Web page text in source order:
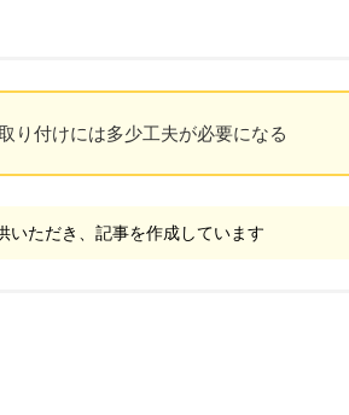
り付けには多少工夫が必要になる
いただき、記事を作成しています